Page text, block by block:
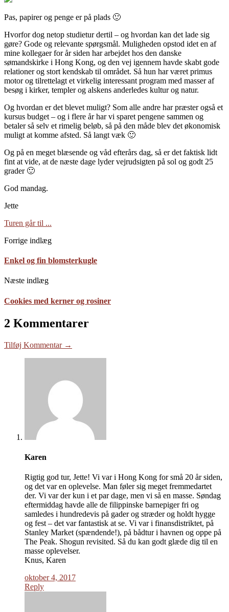
Pas, papirer og penge er på plads 🙂
Hvorfor dog netop studietur dertil – og hvordan kan det lade sig
gøre? Gode og relevante spørgsmål. Muligheden opstod idet en af
mine kollegaer for år siden har arbejdet hos den danske
sømandskirke i Hong Kong, og den vej igennem havde skabt gode
relationer og stort kendskab til området. Så hun har været primus
motor og tilrettelagt et virkelig interessant program med masser af
besøg i kirker, templer og alskens anderledes kultur og natur.
Og hvordan er det blevet muligt? Som alle andre har præster også et
kursus budget – og i flere år har vi sparet pengene sammen og
betaler så selv et rimelig beløb, så på den måde blev det økonomisk
muligt at komme afsted. Så langt væk 🙂
Og på en meget blæsende og våd efterårs dag, så er det faktisk lidt
fint at vide, at de næste dage lyder vejrudsigten på sol og godt 25
grader 🙂
God mandag.
Jette
Turen går til ...
Forrige indlæg
Enkel og fin blomsterkugle
Næste indlæg
Cookies med kerner og rosiner
2 Kommentarer
Tilføj Kommentar →
Karen
Rigtig god tur, Jette! Vi var i Hong Kong for små 20 år siden,
og det var en oplevelse. Man føler sig meget fremmedartet
der. Vi var der kun i et par dage, men vi så en masse. Søndag
eftermiddag havde alle de filippinske barnepiger fri og
samledes i hundredevis på gader og stræder og holdt hygge
og fest – det var fantastisk at se. Vi var i finansdistriktet, på
Stanley Market (spændende!), på bådtur i havnen og oppe på
The Peak. Shogun revisited. Så du kan godt glæde dig til en
masse oplevelser.
Knus, Karen
oktober 4, 2017
Reply